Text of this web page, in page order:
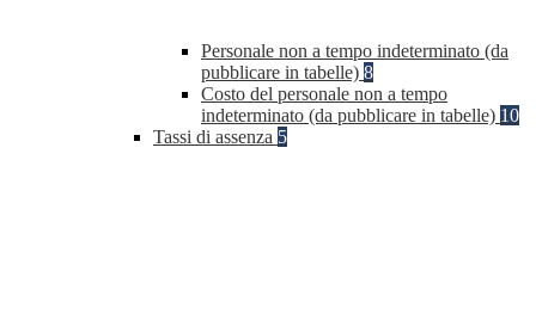
Personale non a tempo indeterminato (da
pubblicare in tabelle) 8
Costo del personale non a tempo
indeterminato (da pubblicare in tabelle) 10
Tassi di assenza 5